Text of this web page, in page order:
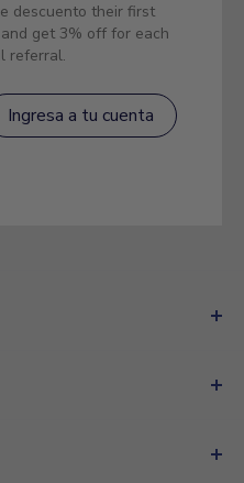
descuento their first
get 3% off for each
referral.
Ingresa a tu cuenta